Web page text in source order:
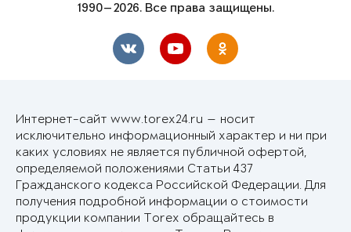
1990—2026. Все права защищены.
Интернет-сайт www.torex24.ru — носит
исключительно информационный характер и ни при
каких условиях не является публичной офертой,
определяемой положениями Статьи 437
Гражданского кодекса Российской Федерации. Для
получения подробной информации о стоимости
продукции компании Torex обращайтесь в